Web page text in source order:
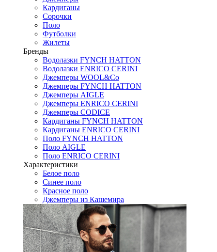
Кардиганы
Сорочки
Поло
Футболки
Жилеты
Бренды
Водолазки FYNCH HATTON
Водолазки ENRICO CERINI
Джемперы WOOL&Co
Джемперы FYNCH HATTON
Джемперы AIGLE
Джемперы ENRICO CERINI
Джемперы CODICE
Кардиганы FYNCH HATTON
Кардиганы ENRICO CERINI
Поло FYNCH HATTON
Поло AIGLE
Поло ENRICO CERINI
Характеристики
Белое поло
Синее поло
Красное поло
Джемперы из Кашемира